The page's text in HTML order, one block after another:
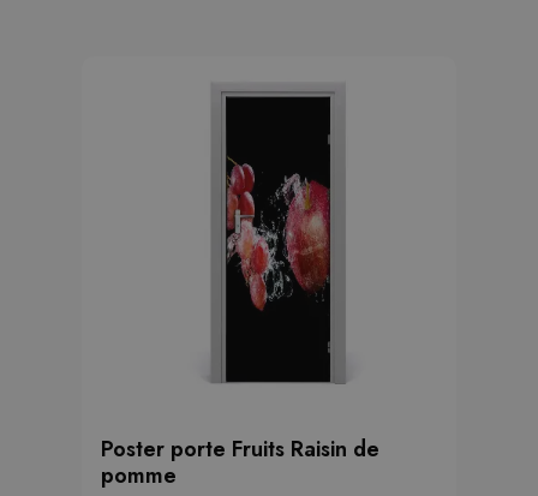
Poster porte Fruits Raisin de
pomme